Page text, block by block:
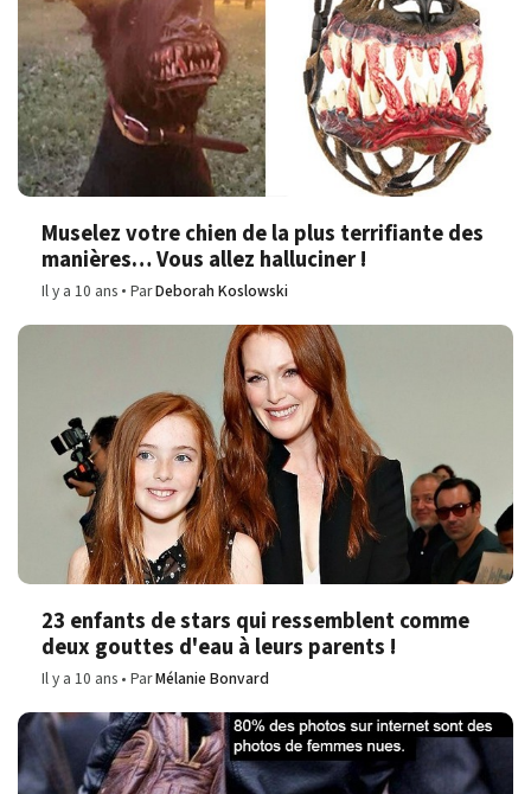
Muselez votre chien de la plus terrifiante des
manières… Vous allez halluciner !
Il y a 10 ans ParDeborah Koslowski
23 enfants de stars qui ressemblent comme
deux gouttes d'eau à leurs parents !
Il y a 10 ans ParMélanie Bonvard